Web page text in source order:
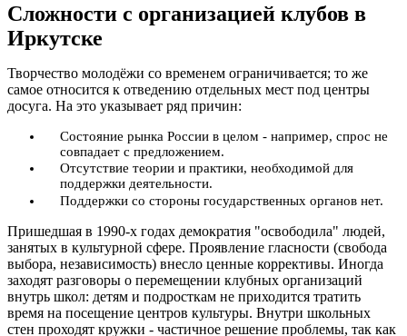
Сложности с организацией клубов в
Иркутске
Творчество молодёжи со временем ограничивается; то же
самое относится к отведению отдельных мест под центры
досуга. На это указывает ряд причин:
Состояние рынка России в целом - например, спрос не
совпадает с предложением.
Отсутствие теории и практики, необходимой для
поддержки деятельности.
Поддержки со стороны государственных органов нет.
Пришедшая в 1990-х годах демократия "освободила" людей,
занятых в культурной сфере. Проявление гласности (свобода
выбора, независимость) внесло ценные коррективы. Иногда
заходят разговоры о перемещении клубных организаций
внутрь школ: детям и подросткам не приходится тратить
время на посещение центров культуры. Внутри школьных
стен проходят кружки - частичное решение проблемы, так как